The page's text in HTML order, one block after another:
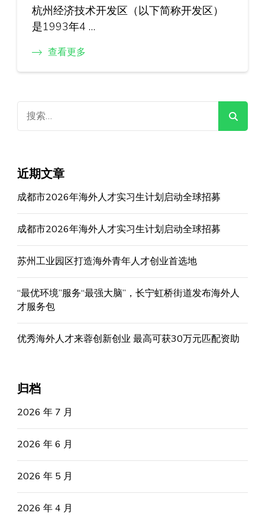
杭州经济技术开发区（以下简称开发区）
是1993年4 …
查看更多
索：
近期文章
成都市2026年海外人才实习生计划启动全球招募
成都市2026年海外人才实习生计划启动全球招募
苏州工业园区打造海外青年人才创业首选地
“最优环境”服务“最强大脑”，长宁虹桥街道发布海外人
才服务包
优秀海外人才来蓉创新创业 最高可获30万元匹配资助
归档
2026 年 7 月
2026 年 6 月
2026 年 5 月
2026 年 4 月